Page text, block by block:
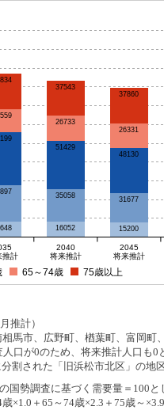
16052 15200
35058
31677
51429
48130
26733
26331
37543
37860
推計
2040
将来推計
2045
将来推計
65～74歳 75歳以上
推計）
馬市、広野町、楢葉町、富岡
が0のため、将来推計人口も0
割された「旧浜松市北区」の地
国勢調査に基づく需要量＝100と
×1.0＋65～74歳×2.3＋75歳～×3.9